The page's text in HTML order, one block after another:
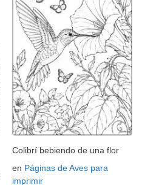
Colibrí bebiendo de una flor
en Páginas de Aves para
imprimir